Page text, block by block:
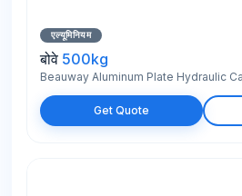
एल्यूमिनियम
बोवे 500kg
Beauway Aluminum Plate Hydraulic
Get Quote